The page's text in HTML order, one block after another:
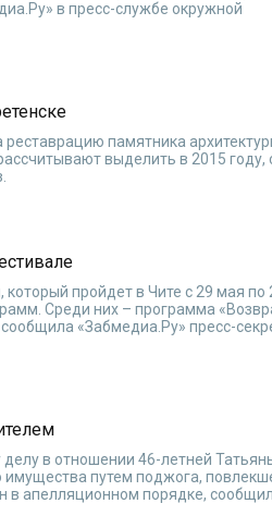
в пресс-службе окружной
памятника
выделить в 2015 году,
пройдет в Чите с 29 мая по
Среди них – программа
«Забмедиа.Ру» пресс-
делу в отношении 46-летней
путем поджога,
в апелляционном порядке,